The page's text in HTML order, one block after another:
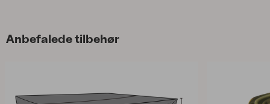
Anbefalede tilbehør